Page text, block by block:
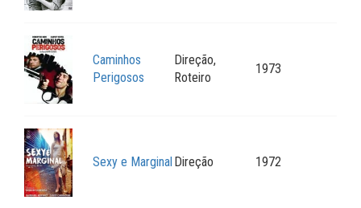
Caminhos
Perigosos
Direção,
Roteiro
1973
Sexy e Marginal Direção 1972